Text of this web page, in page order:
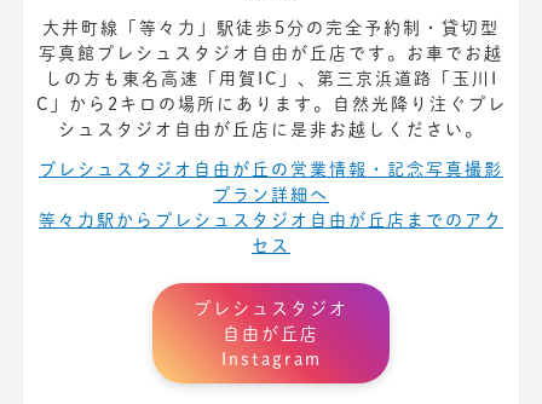
大井町線「等々力」駅徒歩5分の完全予約制・貸切型
写真館プレシュスタジオ自由が丘店です。お車でお越
しの方も東名高速「用賀IC」、第三京浜道路「玉川I
C」から2キロの場所にあります。自然光降り注ぐプレ
シュスタジオ自由が丘店に是非お越しください。
プレシュスタジオ自由が丘の営業情報・記念写真撮影
プラン詳細へ
等々力駅からプレシュスタジオ自由が丘店までのアク
セス
プレシュスタジオ
自由が丘店
Instagram